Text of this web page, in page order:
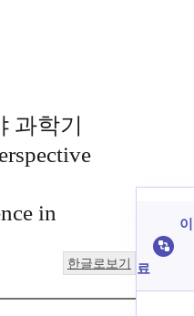
과학기
in
한글로보기 료